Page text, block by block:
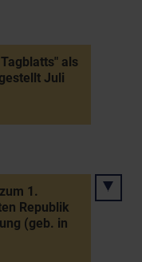
als
Juli
1.
Republik
(geb. in